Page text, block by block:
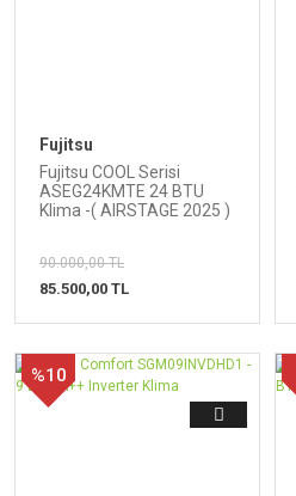
Fujitsu
Fujitsu COOL Serisi
ASEG24KMTE 24 BTU
Klima -( AIRSTAGE 2025 )
90.000,00 TL
85.500,00 TL
%10